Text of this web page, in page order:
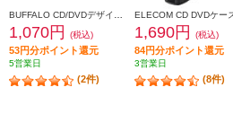
1,070円 (税込)
53円分ポイント還元
5営業日
(2件)
1,690円 (税込)
84円分ポイント還元
3営業日
(8件)